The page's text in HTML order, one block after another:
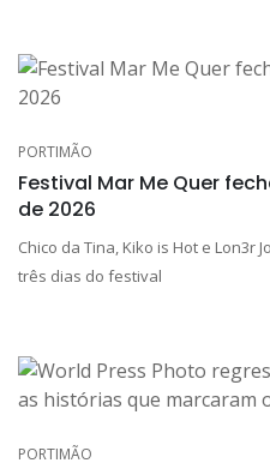
PORTIMÃO
Festival Mar Me Quer
de 2026
Chico da Tina, Kiko is Hot e Lon3r
três dias do festival
PORTIMÃO